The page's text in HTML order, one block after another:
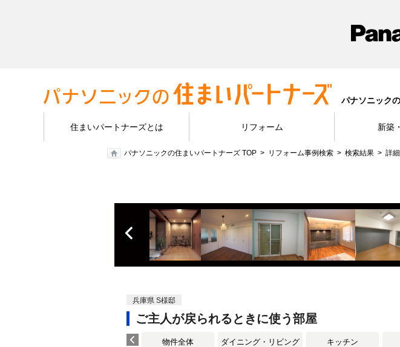
パナソニック
住まいパートナーズとは リフォーム 新築
パナソニックの住まいパートナーズ TOP リフォーム事例検索 検索結果 詳細
兵庫県 S様邸
ご主人が戻られるときに使う部屋
物件全体 ダイニング・リビング キッチン